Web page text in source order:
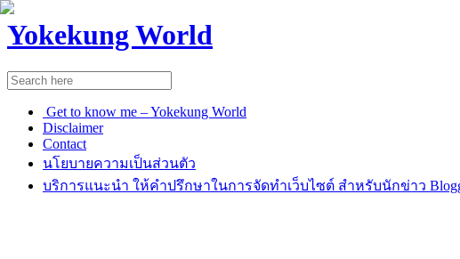
Yokekung World
Get to know me – Yokekung World
Disclaimer
Contact
นโยบายความเป็นส่วนตัว
บริการแนะนำ ให้คำปรึกษาในการจัดทำเว็บไซต์ สำหรับนักข่าว